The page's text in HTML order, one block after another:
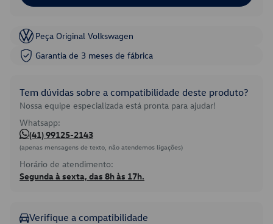
Peça Original Volkswagen
Garantia de 3 meses de fábrica
Tem dúvidas sobre a compatibilidade deste produto?
Nossa equipe especializada está pronta para ajudar!
Whatsapp:
(41) 99125-2143
(apenas mensagens de texto, não atendemos ligações)
Horário de atendimento:
Segunda à sexta, das 8h às 17h.
Verifique a compatibilidade